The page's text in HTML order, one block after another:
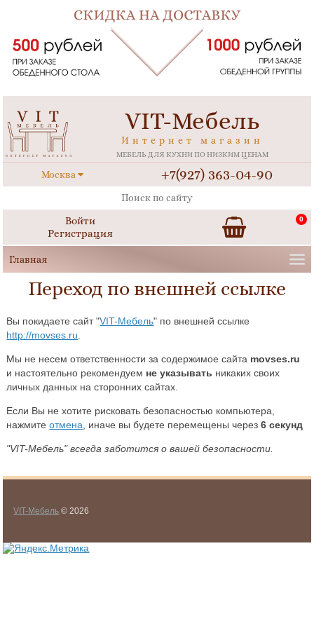
VIT-Мебель
Интернет магазин
МЕБЕЛЬ ДЛЯ КУХНИ ПО НИЗКИМ ЦЕНАМ
Москва +7(927) 363-04-90
Войти
Регистрация
0
Переход по внешней ссылке
Вы покидаете сайт "VIT-Мебель" по внешней ссылке
http://movses.ru
Мы не несем ответственности за содержимое сайта movses.ru
и настоятельно рекомендуем не указывать никаких своих
личных данных на сторонних сайтах.
Если Вы не хотите рисковать безопасностью компьютера,
нажмитеотмена , иначе вы будете перемещены через6 секунд
"VIT-Мебель" всегда заботится о вашей безопасности.
VIT-Мебель © 2026